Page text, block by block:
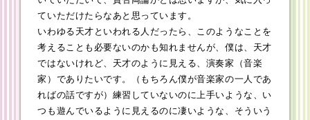
ていただけたらなあと思っています。
いわゆる天才といわれる人だったら、このようなことを
考えることも必要ないのかも知れませんが、僕は、天才
ではないけれど、天才のように見える、演奏家（音楽
家）でありたいです。（もちろん僕が音楽家の一人であ
ればの話ですが）練習していないのに上手いような、い
つも遊んでいるように見えるのに凄いような、そういう